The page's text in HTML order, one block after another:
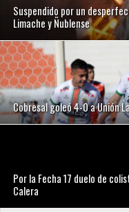
Suspendido por un
Limache y Ñublense
Cobresal goleó 4-0 a Unión
Por la Fecha 17 duelo de
Calera